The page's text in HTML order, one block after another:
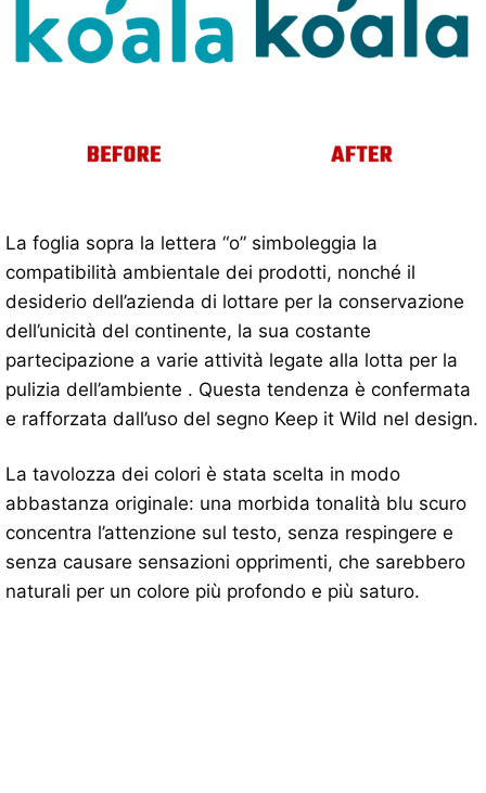
La foglia sopra la lettera “o” simboleggia la
compatibilità ambientale dei prodotti, nonché il
desiderio dell’azienda di lottare per la conservazione
dell’unicità del continente, la sua costante
partecipazione a varie attività legate alla lotta per la
pulizia dell’ambiente . Questa tendenza è confermata
e rafforzata dall’uso del segno Keep it Wild nel design.
La tavolozza dei colori è stata scelta in modo
abbastanza originale: una morbida tonalità blu scuro
concentra l’attenzione sul testo, senza respingere e
senza causare sensazioni opprimenti, che sarebbero
naturali per un colore più profondo e più saturo.